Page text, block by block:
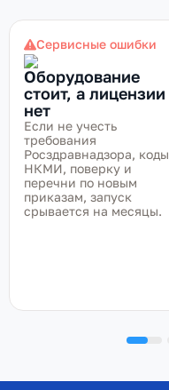
Сервисные ошибки
Оборудование
стоит, а лицензии
нет
Если не учесть
требования
Росздравнадзора, коды
НКМИ, поверку и
перечни по новым
приказам, запуск
срывается на месяцы.